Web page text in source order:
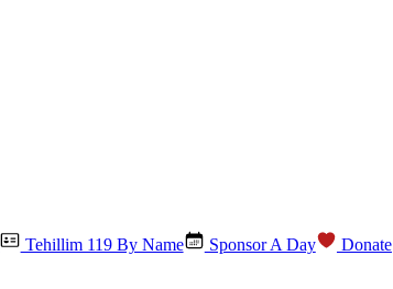
Tehillim 119 By Name Sponsor A Day Donate